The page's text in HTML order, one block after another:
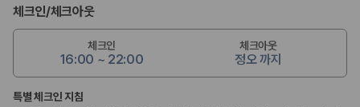
체크인/체크아웃
체크인
16:00 ~ 22:00
체크아웃
정오 까지
특별 체크인 지침